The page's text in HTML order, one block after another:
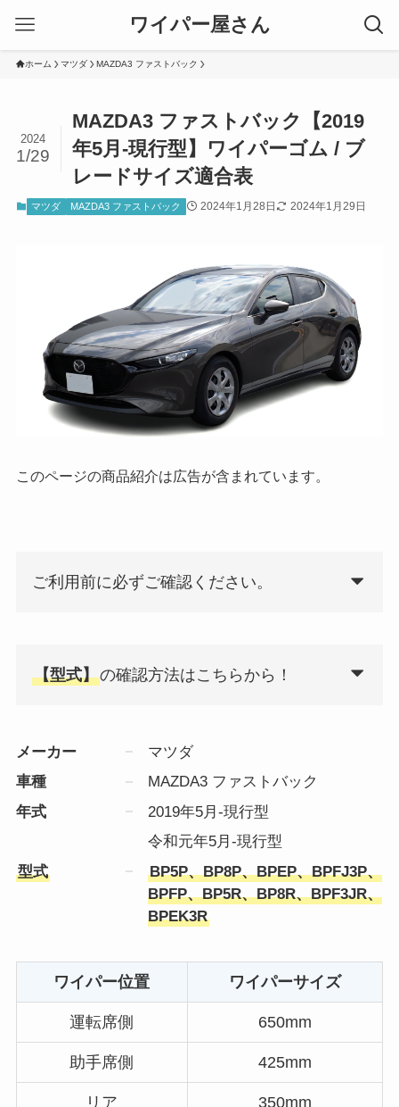
ワイパー屋さん
ホーム マツダ MAZDA3 ファストバック
MAZDA3 ファストバック【2019
年5月-現行型】ワイパーゴム / ブ
レードサイズ適合表
2024
1/29
マツダ MAZDA3 ファストバック 2024年1月28日 2024年1月29日
このページの商品紹介は広告が含まれています。
ご利用前に必ずご確認ください。
【型式】の確認方法はこちらから！
メーカー
マツダ
車種
MAZDA3 ファストバック
年式
2019年5月-現行型
令和元年5月-現行型
型式
BP5P、BP8P、BPEP、BPFJ3P、
BPFP、BP5R、BP8R、BPF3JR、
BPEK3R
ワイパー位置 ワイパーサイズ
運転席側 650mm
助手席側 425mm
リア 350mm